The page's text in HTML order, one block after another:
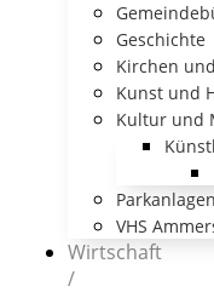
Geschichte
Kirchen
Kunst und
Kultur und
Parkanlagen
VHS
Wirtschaft
/